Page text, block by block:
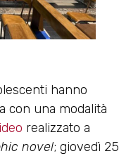
hanno
con una modalità
realizzato a
novel; giovedì 25